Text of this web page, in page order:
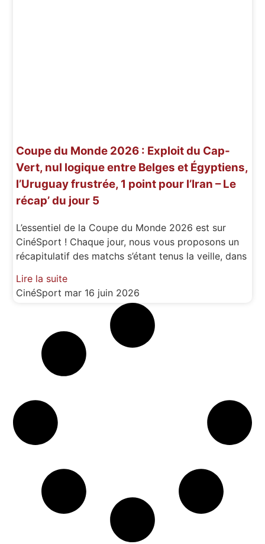
Coupe du Monde 2026 : Exploit du Cap-
Vert, nul logique entre Belges et Égyptiens,
l’Uruguay frustrée, 1 point pour l’Iran – Le
récap’ du jour 5
L’essentiel de la Coupe du Monde 2026 est sur
CinéSport ! Chaque jour, nous vous proposons un
récapitulatif des matchs s’étant tenus la veille, dans
Lire la suite
CinéSport mar 16 juin 2026